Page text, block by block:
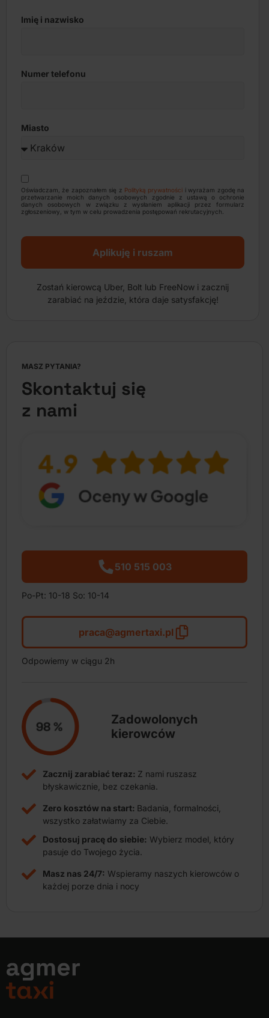
Imię i nazwisko
Numer telefonu
Miasto
Oświadczam, że zapoznałem się z Polityką prywatności
i wyrażam zgodę na
przetwarzanie moich danych osobowych zgodnie z ustawą o ochronie
danych osobowych w związku z wysłaniem aplikacji przez formularz
zgłoszeniowy, w tym w celu prowadzenia postępowań rekrutacyjnych.
Aplikuję i ruszam
Zostań kierowcą Uber, Bolt lub FreeNow i zacznij
zarabiać na jeździe, która daje satysfakcję!
MASZ PYTANIA?
Skontaktuj się
z nami
510 515 003
Po-Pt: 10-18 So: 10-14
praca@agmertaxi.pl
Odpowiemy w ciągu 2h
Zadowolonych
kierowców
Zacznij zarabiać teraz: Z nami ruszasz
błyskawicznie, bez czekania.
Zero kosztów na start: Badania, formalności,
wszystko załatwiamy za Ciebie.
Dostosuj pracę do siebie: Wybierz model, który
pasuje do Twojego życia.
Masz nas 24/7: Wspieramy naszych kierowców o
każdej porze dnia i nocy